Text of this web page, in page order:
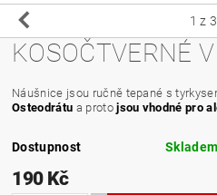
1 z 3
KOSOČTVERNÉ
Náušnice jsou ručně tepané s
Osteodrátu a protojsou vhodné pro
Dostupnost Skladem
190 Kč